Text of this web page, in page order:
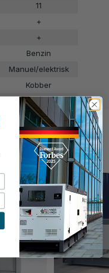
11
+
+
Benzin
Manuel/elektrisk
Kobber
43